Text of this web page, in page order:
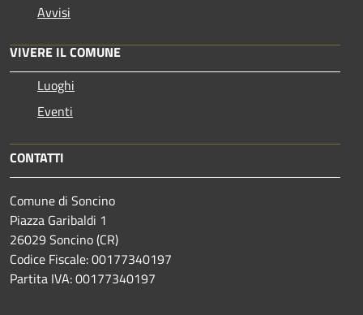
Avvisi
VIVERE IL COMUNE
Luoghi
Eventi
CONTATTI
Comune di Soncino
Piazza Garibaldi 1
26029 Soncino (CR)
Codice Fiscale: 00177340197
Partita IVA: 00177340197